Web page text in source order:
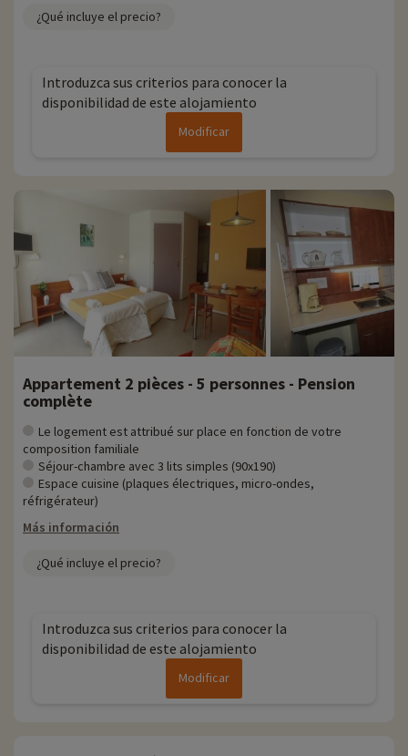
¿Qué incluye el precio?
Introduzca sus criterios para conocer la
disponibilidad de este alojamiento
Modificar
Appartement 2 pièces - 5 personnes - Pension
complète
Le logement est attribué sur place en fonction de votre
composition familiale
Séjour-chambre avec 3 lits simples (90x190)
Espace cuisine (plaques électriques, micro-ondes,
réfrigérateur)
Más información
¿Qué incluye el precio?
Introduzca sus criterios para conocer la
disponibilidad de este alojamiento
Modificar